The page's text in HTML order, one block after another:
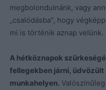
megbolondulnánk, vagy
„csalódásba”, hogy
mi is történik aznap velünk.
A hétköznapok
fellegekben járni,
munkahelyen.